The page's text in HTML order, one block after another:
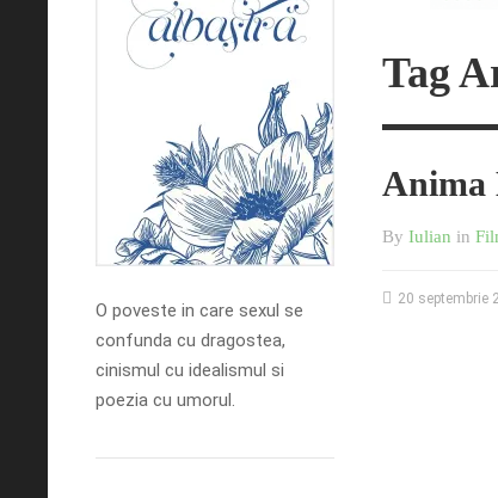
O poveste in care sexul se
confunda cu dragostea,
cinismul cu idealismul si
poezia cu umorul.
Tag
Anima
By Iulian in
20 septembrie